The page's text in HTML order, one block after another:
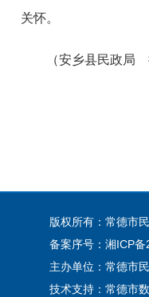
关怀。
（安乡县民政局
版权所有：常德市
备案序号： 湘ICP
主办单位：常德市
技术支持：常德市